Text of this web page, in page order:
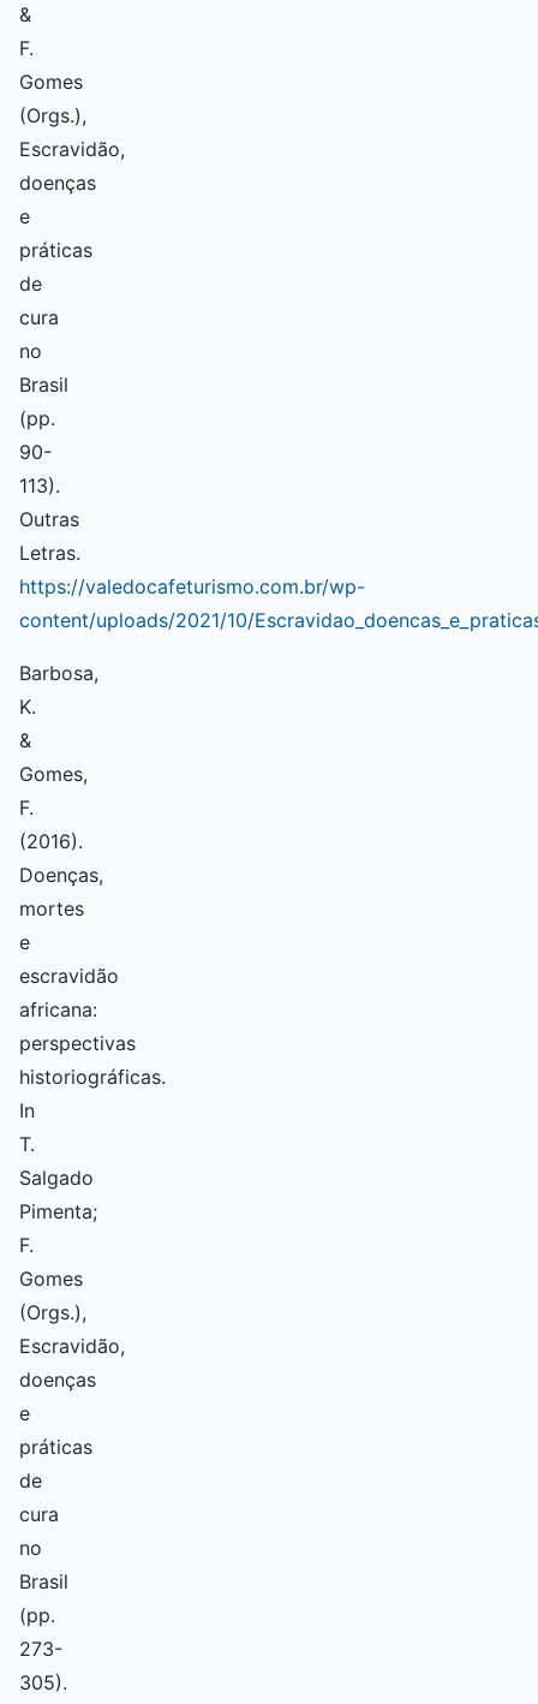
&
F.
Gomes
(Orgs.),
Escravidão,
doenças
e
práticas
de
cura
no
Brasil
(pp.
90-
113).
Outras
Letras.
https://valedocafeturismo.com.br/wp-
content/uploads/2021/10/
Barbosa,
K.
&
Gomes,
F.
(2016).
Doenças,
mortes
e
escravidão
africana:
perspectivas
historiográficas.
In
T.
Salgado
Pimenta;
F.
Gomes
(Orgs.),
Escravidão,
doenças
e
práticas
de
cura
no
Brasil
(pp.
273-
305).